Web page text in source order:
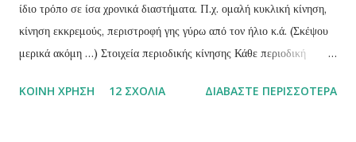
ίδιο τρόπο σε ίσα χρονικά διαστήματα. Π.χ. ομαλή κυκλική κίνηση,
κίνηση εκκρεμούς, περιστροφή γης γύρω από τον ήλιο κ.ά. (Σκέψου
μερικά ακόμη …) Στοιχεία περιοδικής κίνησης Κάθε περιοδική
ενός περιοδικού φαινομένου ονομάζεται ο χρόνος που απαιτείται για
ΚΟΙΝΉ ΧΡΉΣΗ 12 ΣΧΌΛΙΑ ΔΙΑΒΆΣΤΕ ΠΕΡΙΣΣΌΤΕΡΑ